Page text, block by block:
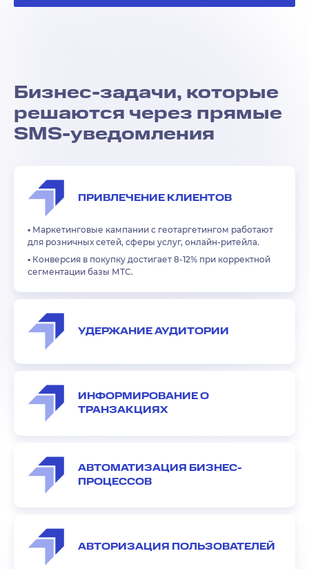
Бизнес-задачи, которые
решаются через прямые
SMS-уведомления
ПРИВЛЕЧЕНИЕ КЛИЕНТОВ
▪️ Маркетинговые кампании с геотаргетингом работают
для розничных сетей, сферы услуг, онлайн-ритейла.
▪️ Конверсия в покупку достигает 8-12% при корректной
сегментации базы МТС.
УДЕРЖАНИЕ АУДИТОРИИ
ИНФОРМИРОВАНИЕ О
ТРАНЗАКЦИЯХ
АВТОМАТИЗАЦИЯ БИЗНЕС-
ПРОЦЕССОВ
АВТОРИЗАЦИЯ ПОЛЬЗОВАТЕЛЕЙ